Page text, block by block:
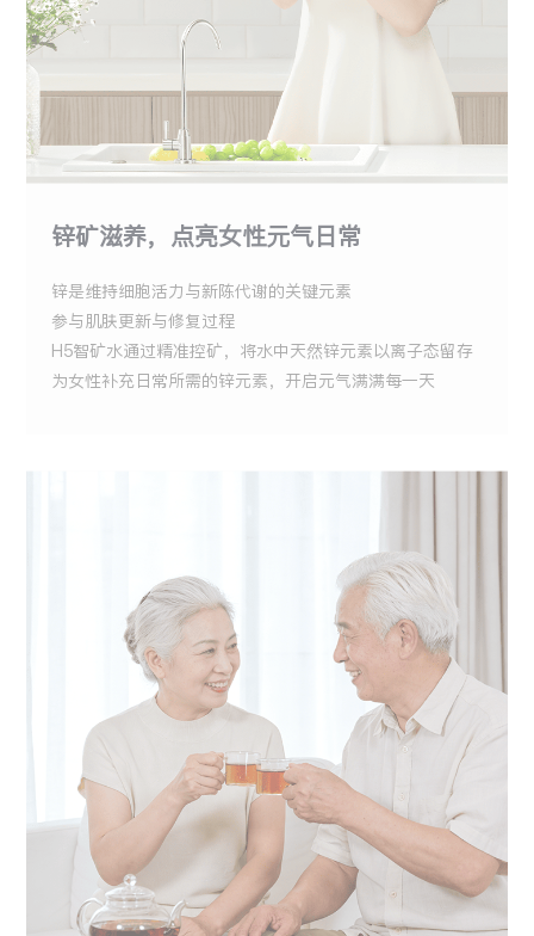
锌矿滋养，点亮女性元气日常
锌是维持细胞活力与新陈代谢的关键元素
参与肌肤更新与修复过程
H5智矿水通过精准控矿，将水中天然锌元素以离子态留存
为女性补充日常所需的锌元素，开启元气满满每一天